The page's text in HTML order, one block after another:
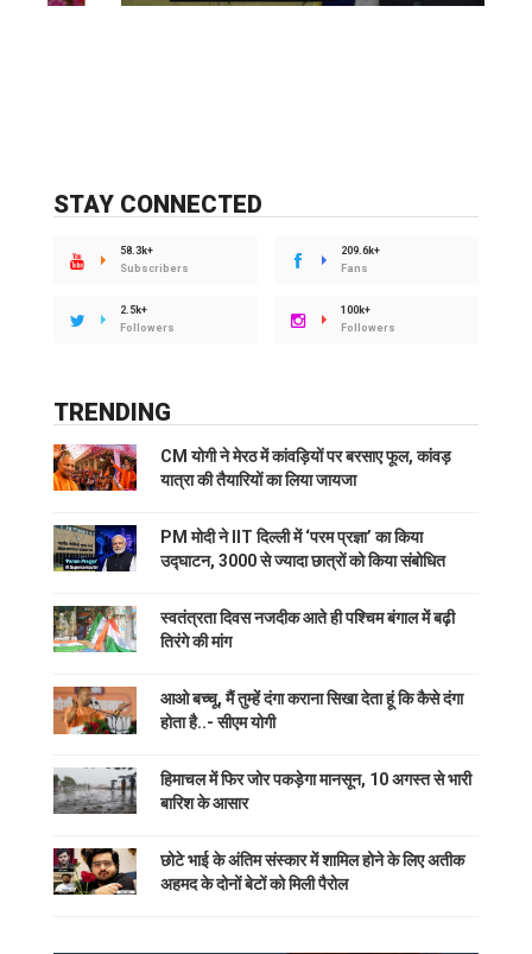
STAY CONNECTED
58.3k+
Subscribers
209.6k+
Fans
2.5k+
Followers
100k+
Followers
TRENDING
CM योगी ने मेरठ में कांवड़ियों पर बरसाए फूल, कांवड़
यात्रा की तैयारियों का लिया जायजा
PM मोदी ने IIT दिल्ली में ‘परम प्रज्ञा’ का किया
उद्घाटन, 3000 से ज्यादा छात्रों को किया संबोधित
स्वतंत्रता दिवस नजदीक आते ही पश्चिम बंगाल में बढ़ी
तिरंगे की मांग
आओ बच्चू, मैं तुम्हें दंगा कराना सिखा देता हूं कि कैसे दंगा
होता है..- सीएम योगी
हिमाचल में फिर जोर पकड़ेगा मानसून, 10 अगस्त से भारी
बारिश के आसार
छोटे भाई के अंतिम संस्कार में शामिल होने के लिए अतीक
अहमद के दोनों बेटों को मिली पैरोल